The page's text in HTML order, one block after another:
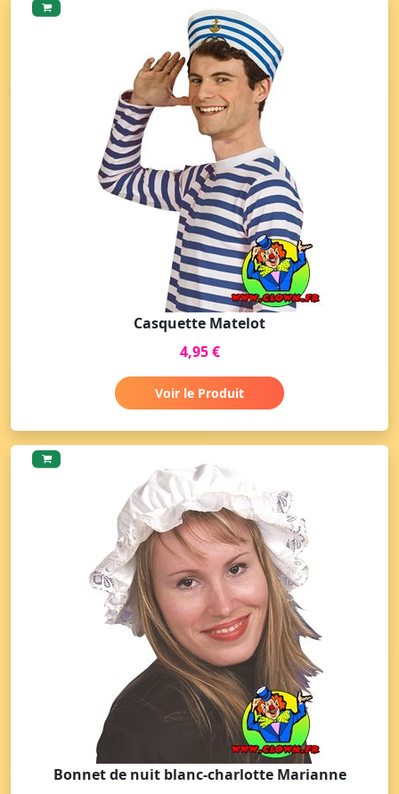
Casquette Matelot
4,95 €
Voir le Produit
Bonnet de nuit blanc-charlotte Marianne